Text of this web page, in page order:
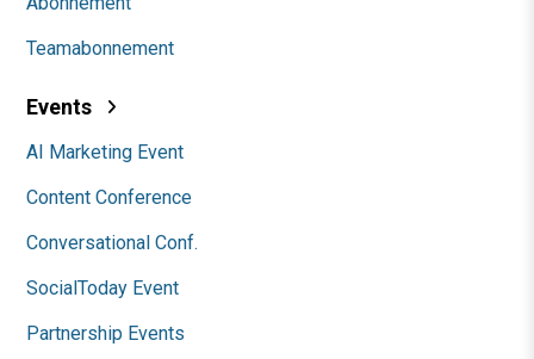
Teamabonnement
Events
AI Marketing Event
Content Conference
Conversational Conf.
SocialToday Event
Partnership Events